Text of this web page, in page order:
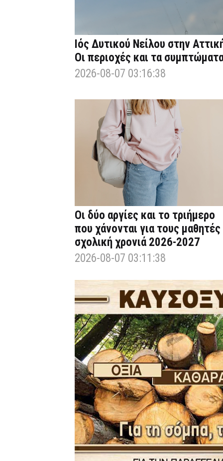
Ιός Δυτικού Νείλου στην
Οι περιοχές και τα
2026-08-07 03:16:38
Οι δύο αργίες και το τριήμερο
που χάνονται για τους μαθητές
σχολική χρονιά 2026-2027
2026-08-07 03:11:38